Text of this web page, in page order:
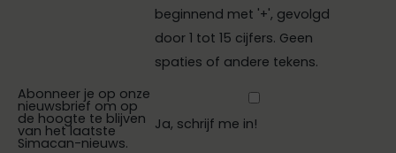
beginnend met '+', gevolgd
door 1 tot 15 cijfers. Geen
spaties of andere tekens.
Abonneer je op onze
nieuwsbrief om op
de hoogte te blijven
van het laatste
Simacan-nieuws.
Ja, schrijf me in!